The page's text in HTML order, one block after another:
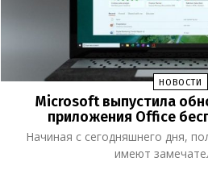
НОВОСТИ
Microsoft выпустила
приложения Office
Начиная с сегодняшнего дня,
имеют